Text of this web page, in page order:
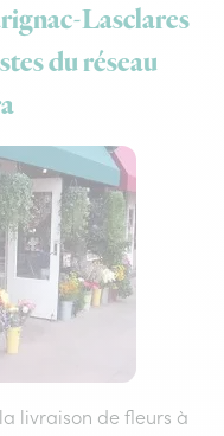
Lasclares
du réseau
livraison de fleurs à